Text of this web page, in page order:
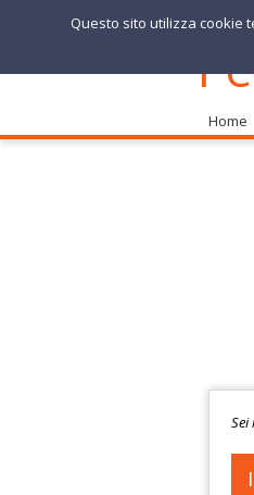
Home
Sei
Questo sito utilizza cookie